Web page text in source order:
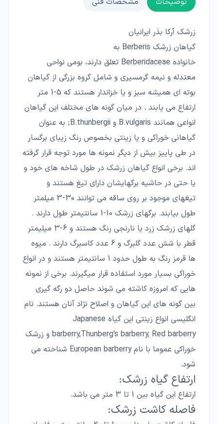
زرشک آرکا بذر ایرانیان
گیاهان زرشک Berberis به
خانواده Berberidaceae تعلق دارند، بومی نواحی
معتدله و نیمه گرمسیری و شامل گروه بزرگی از گیاهان
بوته ای همیشه سبز و یا خزاندار هستند که 5-1 متر
ارتفاع می یابند . در میان گونه های مختلف این گیاهان
انواعی همانند B.vulgaris و B.thunbergii; به عنوان
گیاهانی خوراکی و یا زینتی بخصوص رنگ زیبای برگسار
در طی پاییز بیش از دیگر نمونه ها مورد توجه قرار گرفته
اند. برخی انواع گیاهان زرشک در طول شاخه های خود و
یا حتی در حاشیه برگهایشان دارای تیغ هستند و
تیغهای موجود بر روی ساقه می توانند 30-3 میلمتر
طول بیابند. برگهای زرشک 10-1 سانتیمتر طول دارند .
گلهای زرشک زرد یا نارنجی رنگ هستند و 6-3 میلیمتر
قطر با شش عدد گلبرگ و 6 عدد کاسبرگ دارند . میوه
ها قرمز رنگ به طول حدود 1 سانتیمتر هستند و در انواع
خوراکی بسیار مورد استفاده قرار میگیرند. برخی از نمونه
هایی که امروزه کاشته می شوند حاصل دو رگه گیری
بین گونه های این گیاهان و اصلاح نژاد آنان هستند. نام
انگلیسی انواع زینتی این گیاه Japanese
barberry,Thunberg's barberry, Red barberry و زرشک
خوراکی عموما با نام European barberry شناخته می
شود.
ارتفاع گیاه زرشک:
ارتفاع این گیاه بین 1 تا 3 متر می باشد.
فاصله کاشت زرشک: